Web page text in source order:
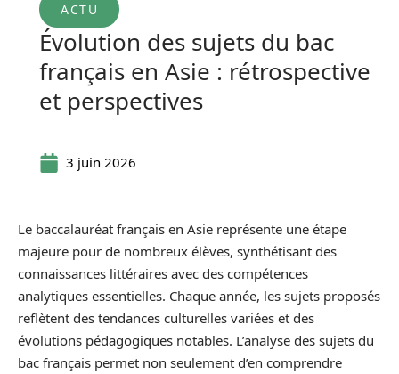
ACTU
Évolution des sujets du bac
français en Asie : rétrospective
et perspectives
3 juin 2026
Le baccalauréat français en Asie représente une étape
majeure pour de nombreux élèves, synthétisant des
connaissances littéraires avec des compétences
analytiques essentielles. Chaque année, les sujets proposés
reflètent des tendances culturelles variées et des
évolutions pédagogiques notables. L’analyse des sujets du
bac français permet non seulement d’en comprendre